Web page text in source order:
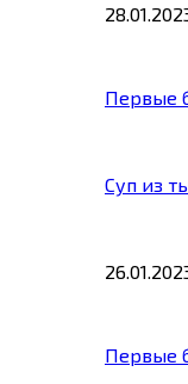
Первые
Суп из
Первые